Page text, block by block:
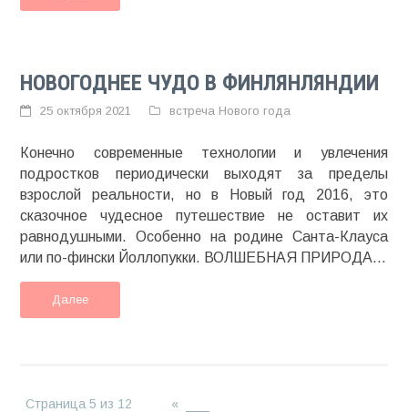
НОВОГОДНЕЕ ЧУДО В ФИНЛЯНЛЯНДИИ
25 октября 2021 встреча Нового года
Конечно современные технологии и увлечения
подростков периодически выходят за пределы
взрослой реальности, но в Новый год 2016, это
сказочное чудесное путешествие не оставит их
равнодушными. Особенно на родине Санта-Клауса
или по-фински Йоллопукки. ВОЛШЕБНАЯ ПРИРОДА...
Далее
Страница 5 из 12
«